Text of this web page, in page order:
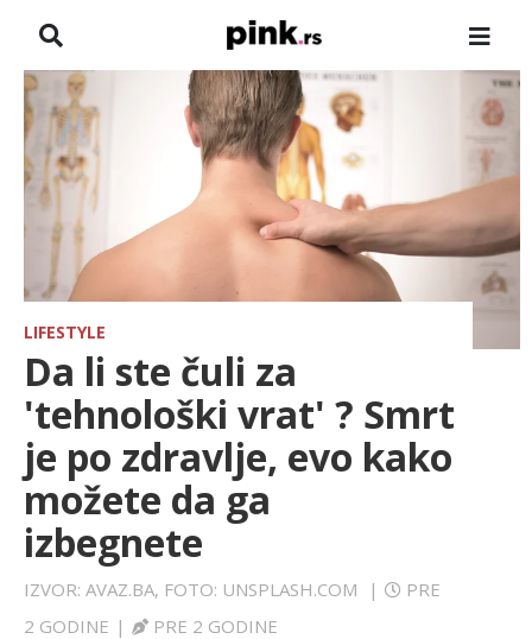
NASLOVNA
VESTI
ZADRUGA
SHOWBIZ
HRONIKA
FARMERI
SPORT
LIFESTYLE
EXTRA
LIFESTYLE
Da li ste čuli za
'tehnološki vrat' ? Smrt
je po zdravlje, evo kako
možete da ga
izbegnete
IZVOR: AVAZ.BA, FOTO: UNSPLASH.COM |
PRE
2 GODINE | PRE 2 GODINE